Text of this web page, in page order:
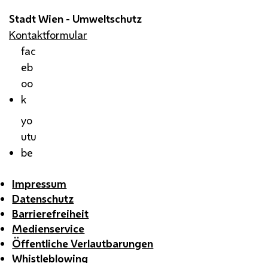
Stadt Wien - Umweltschutz
Kontaktformular
fac
eb
oo
k
yo
utu
be
Impressum
Datenschutz
Barrierefreiheit
Medienservice
Öffentliche Verlautbarungen
Whistleblowing